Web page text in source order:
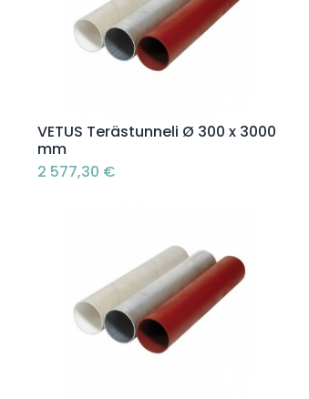
Lisää ostoskoriin
VETUS Terästunneli Ø 300 x 3000
mm
2 577,30 €